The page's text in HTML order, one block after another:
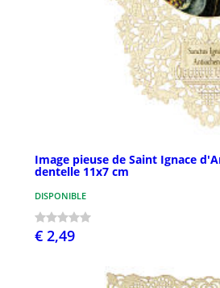
Image pieuse de Saint Ignace
dentelle 11x7 cm
DISPONIBLE
€ 2,49